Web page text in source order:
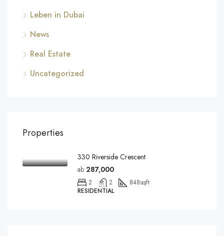
Leben in Dubai
News
Real Estate
Uncategorized
Properties
330 Riverside Crescent
ab 287,000
2 2 848sqft
RESIDENTIAL